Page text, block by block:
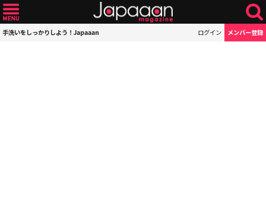
手洗いをしっかりしよう！Japaaan ログイン メンバー登録